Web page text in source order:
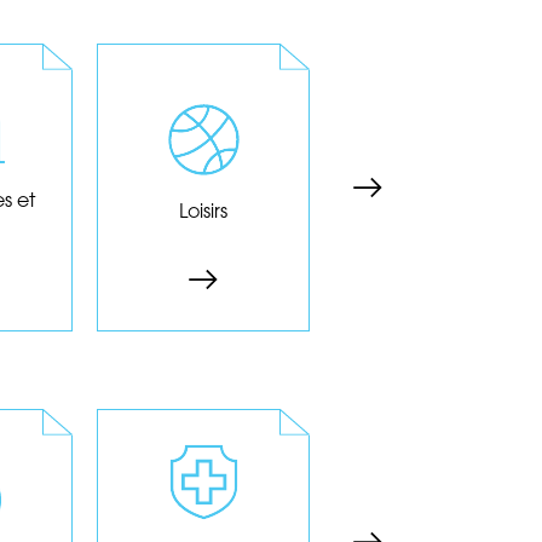
et
Loisirs
Parcs de loisirs,
clubs de sports,
salles de concert,
associations
Les produits
Services de santé
vétérinaires...
Fabricants de
produits ou sous-
produits